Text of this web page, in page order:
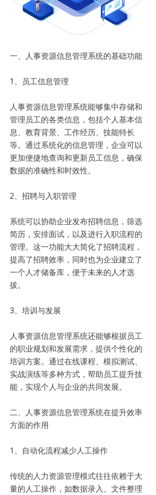
一、人事资源信息管理系统的基础功能
1、员工信息管理
人事资源信息管理系统能够集中存储和
管理员工的各类信息，包括个人基本信
息、教育背景、工作经历、技能特长
等。通过系统化的信息管理，企业可以
更加便捷地查询和更新员工信息，确保
数据的准确性和时效性。
2、招聘与入职管理
系统可以协助企业发布招聘信息，筛选
简历，安排面试，以及进行入职流程的
管理。这一功能大大简化了招聘流程，
提高了招聘效率，同时也为企业建立了
一个人才储备库，便于未来的人才选
拔。
3、培训与发展
人事资源信息管理系统还能够根据员工
的职业规划和发展需求，提供个性化的
培训方案。通过在线课程、模拟测试、
实战演练等多种方式，帮助员工提升技
能，实现个人与企业的共同发展。
二、人事资源信息管理系统在提升效率
方面的作用
1、自动化流程减少人工操作
传统的人力资源管理模式往往依赖于大
量的人工操作，如数据录入、文件整理